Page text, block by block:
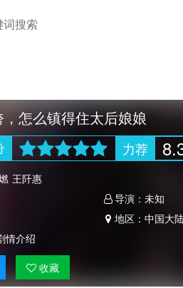
怎么镇得住太后娘娘
力荐
王阡惠
导演：未知
地区：中国大
情介绍
收藏